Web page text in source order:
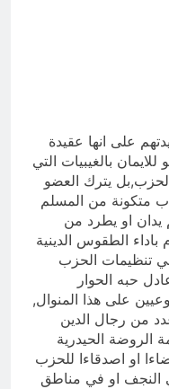
دمرت كل
خلال السنوات
وخداع ضد اليمن
على انها عقيدة
بالغيبيات التي
يترك العضو
متكونة من المسلم
يدان او يطرد من
باداء الطقوس الدينية
في تنظيمات الحزب
حبه الحوار
على هذا المنوال,
من رجال الدين
الروضة الحيدرية
او اصدقاءا للحزب
النجف او في مناطق